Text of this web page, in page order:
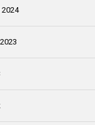
2024